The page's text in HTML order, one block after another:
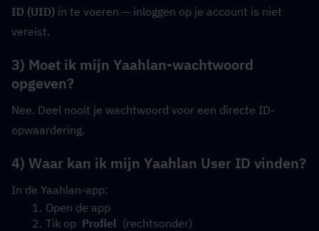
ID (UID) in te voeren — inloggen op je account is niet
vereist.
3) Moet ik mijn Yaahlan-wachtwoord
opgeven?
Nee. Deel nooit je wachtwoord voor een directe ID-
opwaardering.
4) Waar kan ik mijn Yaahlan User ID vinden?
In de Yaahlan-app:
Open de app
Tik op Profiel
  (rechtsonder)